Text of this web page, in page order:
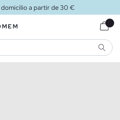
a partir de 30 €